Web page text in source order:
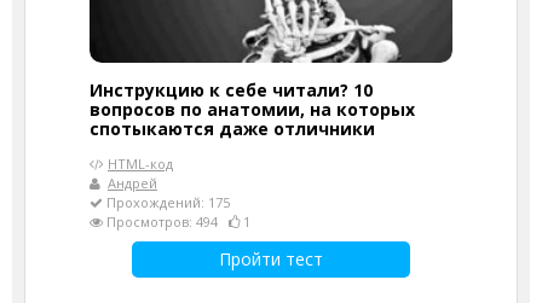
Инструкцию к себе читали? 10
вопросов по анатомии, на которых
спотыкаются даже отличники
HTML-код
Андрей
Прохождений: 175
Просмотров: 494
1
Пройти тест